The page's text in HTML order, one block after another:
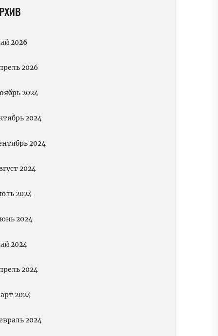
2026
2026
2024
2024
2024
2024
2024
2024
2024
2024
2024
2024